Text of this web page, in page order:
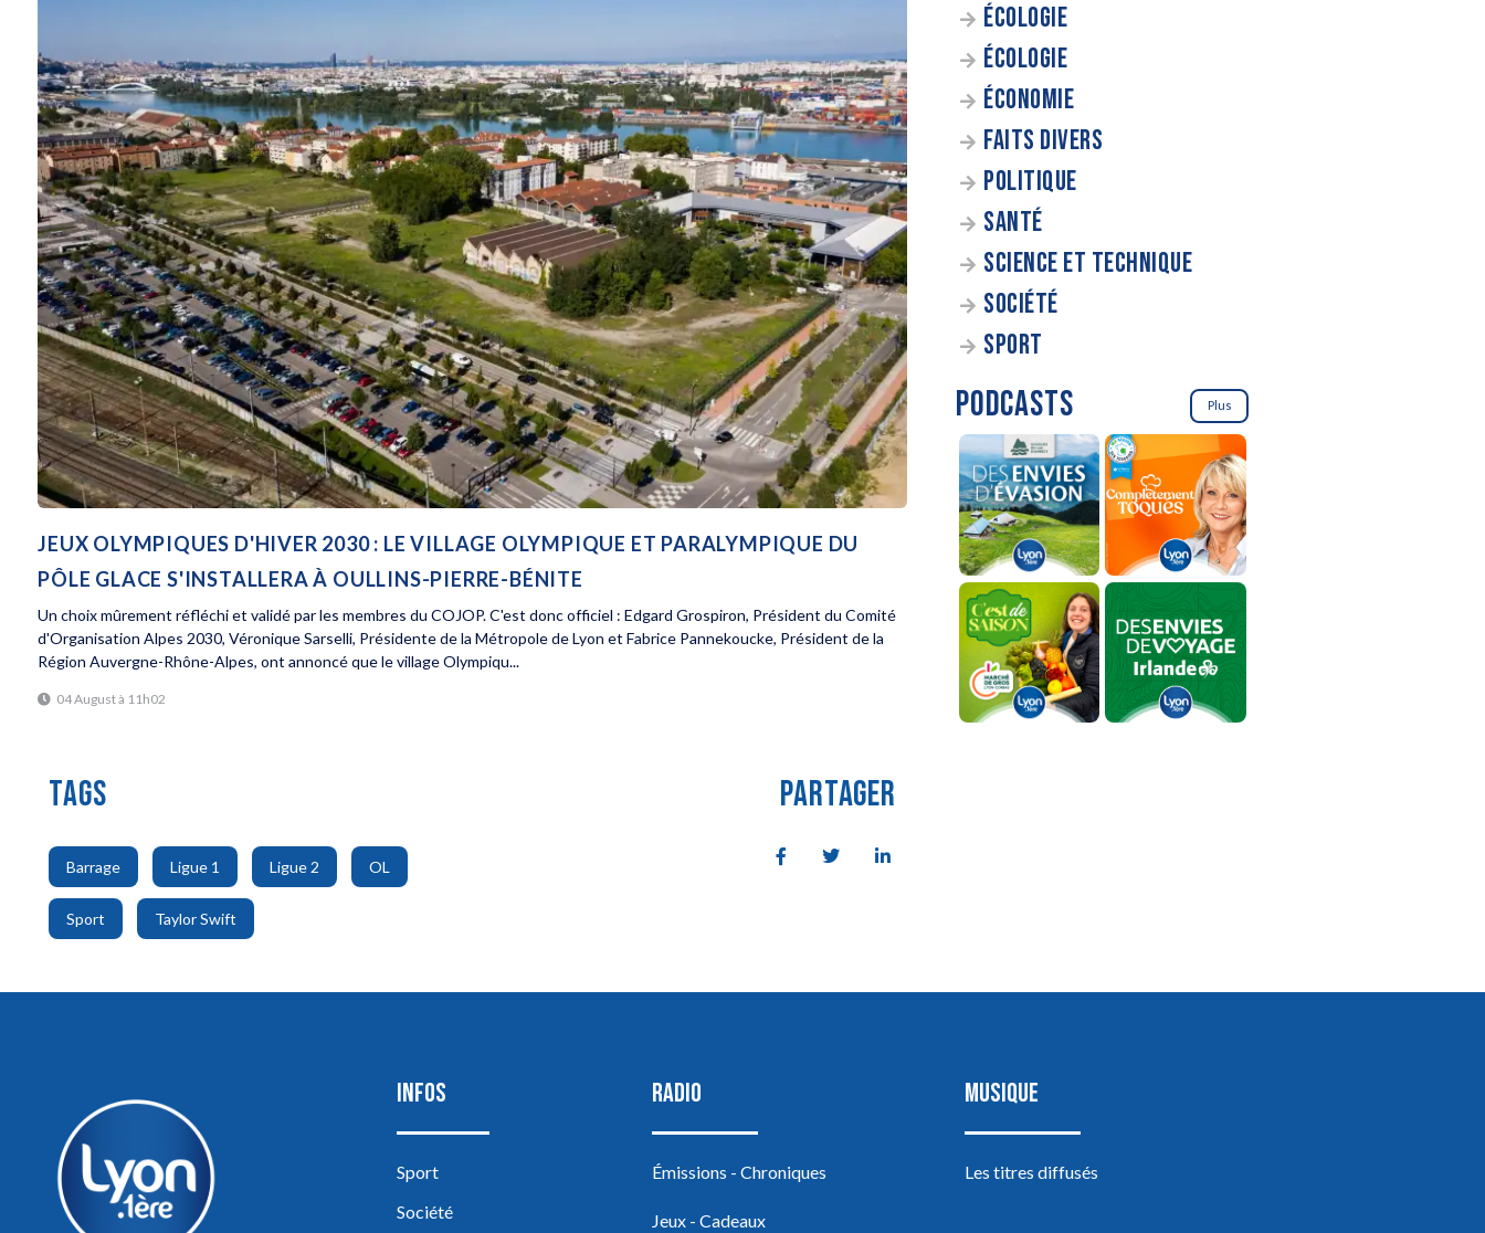
JEUX OLYMPIQUES D'HIVER 2030 : LE VILLAGE OLYMPIQUE ET PARALYMPIQUE DU
PÔLE GLACE S'INSTALLERA À OULLINS-PIERRE-BÉNITE
Un choix mûrement réfléchi et validé par les membres du COJOP. C'est donc officiel : Edgard Grospiron, Président du Comité
d'Organisation Alpes 2030, Véronique Sarselli, Présidente de la Métropole de Lyon et Fabrice Pannekoucke, Président de la
Région Auvergne-Rhône-Alpes, ont annoncé que le village Olympiqu...
04 August à 11h02
TAGS
Barrage
,
Ligue 1
,
Ligue 2
,
OL
Sport
,
Taylor Swift
PARTAGER
ÉCOLOGIE
ÉCOLOGIE
ÉCONOMIE
FAITS DIVERS
POLITIQUE
SANTÉ
SCIENCE ET TECHNIQUE
SOCIÉTÉ
SPORT
PODCASTS Plus
INFOS
Sport
Société
RADIO
Émissions - Chroniques
Jeux - Cadeaux
MUSIQUE
Les titres diffusés